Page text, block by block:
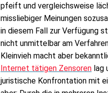
pfeift und vergleichsweise
missliebiger Meinungen
in diesem Fall zur Verfügung
nicht unmittelbar am
Kleinvieh macht aber
Internet tätigen Zensoren lag
juristische Konfrontation mit